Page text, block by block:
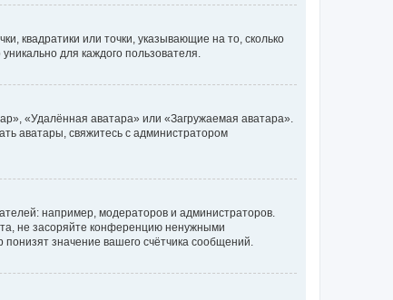
квадратики или точки, указывающие на то, сколько
для каждого пользователя.
«Удалённая аватара» или «Загружаемая аватара».
аватары, свяжитесь с администратором
например, модераторов и администраторов.
не засоряйте конференцию ненужными
значение вашего счётчика сообщений.